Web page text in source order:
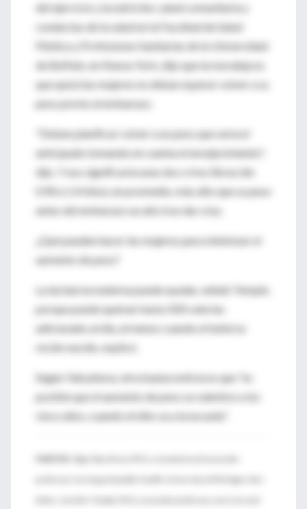
del ejercicio y la nutrición, salud comunitaria y
conductas de la salud en la Facultad de Salud
Pública y Profesiones Sanitarias de la Universidad
de Buffalo, en Nueva York, dijo que la moraleja es
que quizá las mujeres no deban esperar volver a su
peso previo al embarazo.
"Deben planificar volver a un peso que sería el
anticipado tomando en cuenta el envejecimiento",
dijo. Y eso significaría unas dos o tres libras (de
0.90 a 1.4 kilos), en promedio, más alto que su peso
antes del embarazo un año tras dar a luz.
¿Qué pueden hacer las mujeres para minimizar el
aumento de peso?
La lactancia materna puede ayudar, señaló Temple,
porque puede quemar hasta 500 calorías
adicionales al día, al menos cuando el bebé es
recién nacido, explicó.
Según Yakusheva, otra buena noticia es que "es
posible que el aumento de peso se ralentice a los
cinco años, cuando el niño va a la escuela".